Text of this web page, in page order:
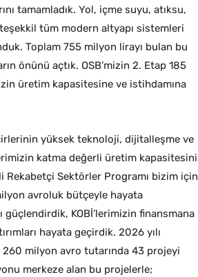
tamamladık. Yol, içme suyu, atıksu,
tüm modern altyapı sistemleri
Toplam 755 milyon lirayı bulan bu
önünü açtık. OSB’mizin 2. Etap 185
üretim kapasitesine ve istihdamına
yüksek teknoloji, dijitalleşme ve
katma değerli üretim kapasitesini
Rekabetçi Sektörler Programı bizim için
avroluk bütçeyle hayata
güçlendirdik, KOBİ’lerimizin finansmana
hayata geçirdik. 2026 yılı
260 milyon avro tutarında 43 projeyi
merkeze alan bu projelerle;